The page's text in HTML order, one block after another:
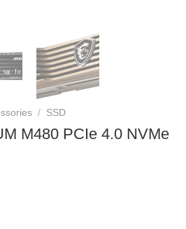
/ SSD
M480 PCIe 4.0 NVMe